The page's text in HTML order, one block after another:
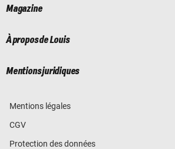
Magazine
À propos de Louis
Mentions juridiques
Mentions légales
CGV
Protection des données